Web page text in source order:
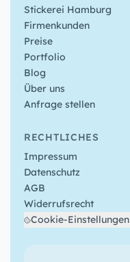
Stickerei Hamburg
Firmenkunden
Preise
Portfolio
Blog
Über uns
Anfrage stellen
RECHTLICHES
Impressum
Datenschutz
AGB
Widerrufsrecht
Cookie-Einstellungen